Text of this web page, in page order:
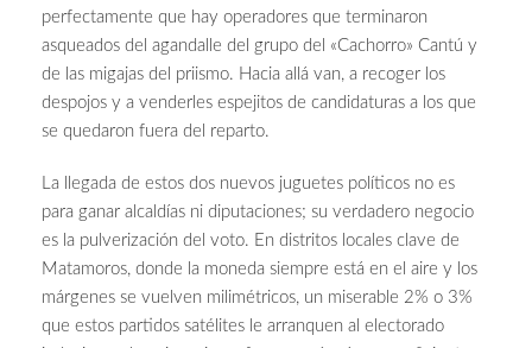
perfectamente que hay operadores que terminaron
asqueados del agandalle del grupo del «Cachorro» Cantú y
de las migajas del priismo. Hacia allá van, a recoger los
despojos y a venderles espejitos de candidaturas a los que
se quedaron fuera del reparto.
La llegada de estos dos nuevos juguetes políticos no es
para ganar alcaldías ni diputaciones; su verdadero negocio
es la pulverización del voto. En distritos locales clave de
Matamoros, donde la moneda siempre está en el aire y los
márgenes se vuelven milimétricos, un miserable 2% o 3%
que estos partidos satélites le arranquen al electorado